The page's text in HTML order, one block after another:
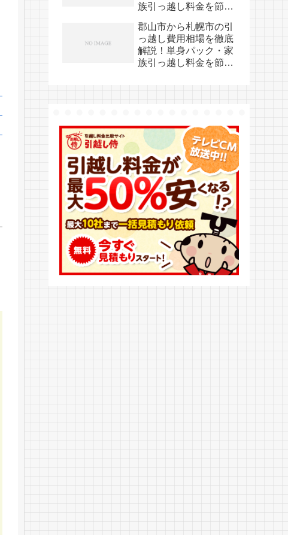
族引っ越し料金を節約
郡山市から札幌市の引
っ越し費用相場を徹底
解説！単身パック・家
族引っ越し料金を節約